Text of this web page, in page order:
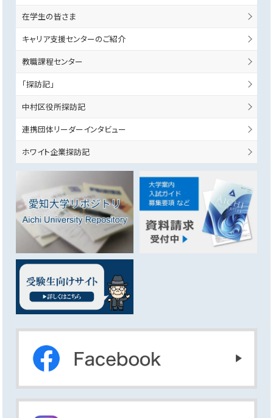
在学生の皆さま
キャリア支援センターのご紹介
教職課程センター
「探訪記」
中村区役所探訪記
連携団体リーダーインタビュー
ホワイト企業探訪記